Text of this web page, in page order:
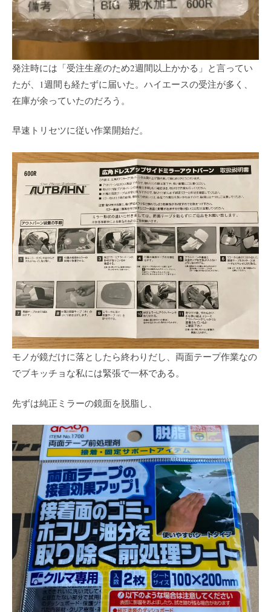
発注時には「受注生産のため2週間以上かかる」と言ってい
たが、1週間も経たずに届いた。ハイエースの受注が多く、
在庫が余っていたのだろう。
早速トリセツに従い作業開始だ。
モノが鏡だけに落としたら終わりだし、両面テープ作業なの
でブキッチョな私には緊張で一杯である。
先ずは純正ミラーの鏡面を脱脂し、